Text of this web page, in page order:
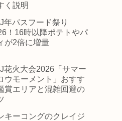
く説明
年パスフード祭り
！16時以降ポテトやパ
が2倍に増量
花火大会2026「サマー
ウモーメント」おすす
賞エリアと混雑回避の
キーコングのクレイジ